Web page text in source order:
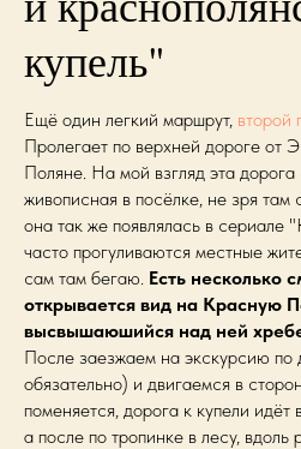
купель"
Ещё один легкий маршрут, второй
Пролегает по верхней дороге от
Поляне. На мой взгляд эта
живописная в посёлке, не зря
она так же появлялась в сериале
часто прогуливаются местные
сам там бегаю. Есть несколько
открывается вид на Красную
высвышаюшийся над ней
После заезжаем на экскурсию по
обязательно) и двигаемся в
поменяется, дорога к купели
а после по тропинке в лесу,